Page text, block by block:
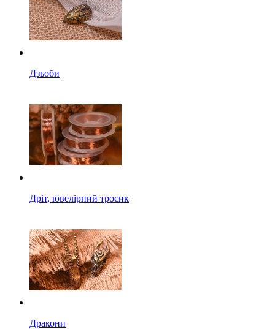
Дзьоби
Дріт, ювелірний тросик
Дракони